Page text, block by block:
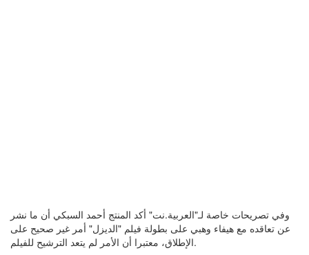
وفي تصريحات خاصة لـ"العربية.نت" أكد المنتج أحمد السبكي أن ما نشر
عن تعاقده مع هيفاء وهبي على بطولة فيلم "الديزل" أمر غير صحيح على
الإطلاق، معتبرا أن الأمر لم يتعد الترشيح للفيلم.